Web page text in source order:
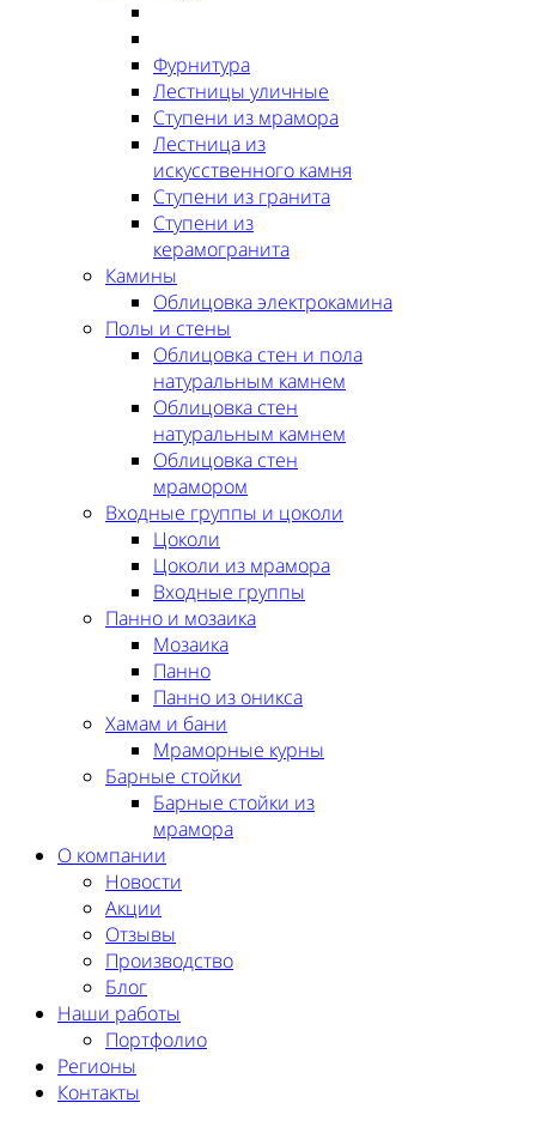
Фурнитура
Лестницы уличные
Ступени из мрамора
Лестница из
искусственного камня
Ступени из гранита
Ступени из
керамогранита
Камины
Облицовка электрокамина
Полы и стены
Облицовка стен и пола
натуральным камнем
Облицовка стен
натуральным камнем
Облицовка стен
мрамором
Входные группы и цоколи
Цоколи
Цоколи из мрамора
Входные группы
Панно и мозаика
Мозаика
Панно
Панно из оникса
Хамам и бани
Мраморные курны
Барные стойки
Барные стойки из
мрамора
О компании
Новости
Акции
Отзывы
Производство
Блог
Наши работы
Портфолио
Регионы
Контакты